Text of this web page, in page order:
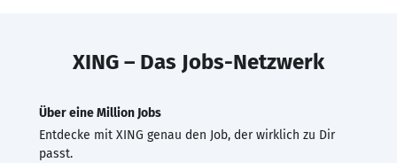
XING – Das Jobs-Netzwerk
Über eine Million Jobs
Entdecke mit XING genau den Job, der wirklich zu Dir
passt.